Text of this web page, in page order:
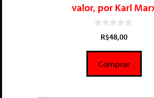
valor, por Karl
5
R$48,00
Comprar